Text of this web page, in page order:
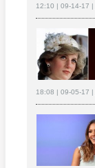
12:10 | 09-14-17 |
18:08 | 09-05-17 |